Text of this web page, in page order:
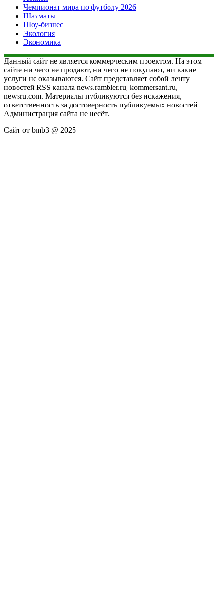
Чемпионат мира по футболу 2026
Шахматы
Шоу-бизнес
Экология
Экономика
Данный сайт не является коммерческим проектом. На этом
сайте ни чего не продают, ни чего не покупают, ни какие
услуги не оказываются. Сайт представляет собой ленту
новостей RSS канала news.rambler.ru, kommersant.ru,
newsru.com. Материалы публикуются без искажения,
ответственность за достоверность публикуемых новостей
Администрация сайта не несёт.
Сайт от bmb3 @ 2025